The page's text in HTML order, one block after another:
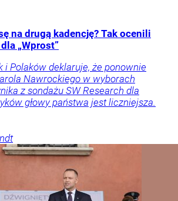
na drugą kadencję? Tak ocenili
„Wprost”
i Polaków deklaruje, że ponownie
Nawrockiego w wyborach
z sondażu SW Research dla
głowy państwa jest liczniejsza.